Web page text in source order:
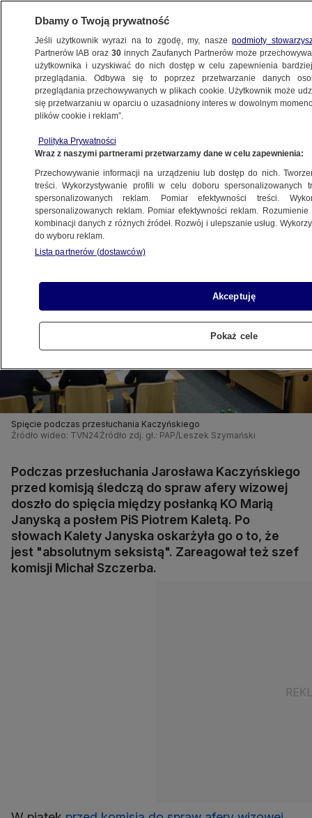
POLSKA
Maria Janyska o "absolutnym seksiście"
7.06.2024, 12:43
Udostępnij
Spięcie podczas przesłuchania Kaczyńskiego
Źródło wideo: TVN24 Źródło zdj. gł.: PAP/Leszek Szymański
Podczas przesłuchania Jarosława Kaczyńskiego
przed komisją śledczą do spraw afery wizowej
doszło do spięcia między posłanką KO Marią
Janyską a posłem PiS Piotrem Kaletą. Po
słowach Kalety Janyska oskarżyła go o to, że
jest "absolutnym seksistą". Zareagował też szef
komisji Michał Szczerba.
Dbamy o Twoją prywatność
Jeśli użytkownik wyrazi na to zgodę, my, naszepodmioty
Partnerów IAB oraz30 innych Zaufanych Partnerów może
użytkownika i uzyskiwać do nich dostęp w celu zapewnienia
przeglądania. Odbywa się to poprzez przetwarzanie danych
przeglądania przechowywanych w plikach cookie. Użytkownik może
się przetwarzaniu w oparciu o uzasadniony interes w dowolnym
plików cookie i reklam”.
Polityka Prywatności
Wraz z naszymi partnerami przetwarzamy dane w celu zapewnienia:
Przechowywanie informacji na urządzeniu lub dostęp do nich.
treści. Wykorzystywanie profili w celu doboru spersonalizowanych
spersonalizowanych reklam. Pomiar efektywności treści.
spersonalizowanych reklam. Pomiar efektywności reklam.
kombinacji danych z różnych źródeł. Rozwój i ulepszanie usług.
do wyboru reklam.
Lista partnerów (dostawców)
Akceptuję
Pokaż cele